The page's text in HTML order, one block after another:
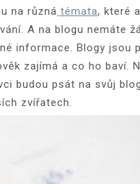
na různá témata, které
A na blogu nemáte
informace. Blogy jsou
zajímá a co ho baví.
budou psát na svůj
zvířatech.